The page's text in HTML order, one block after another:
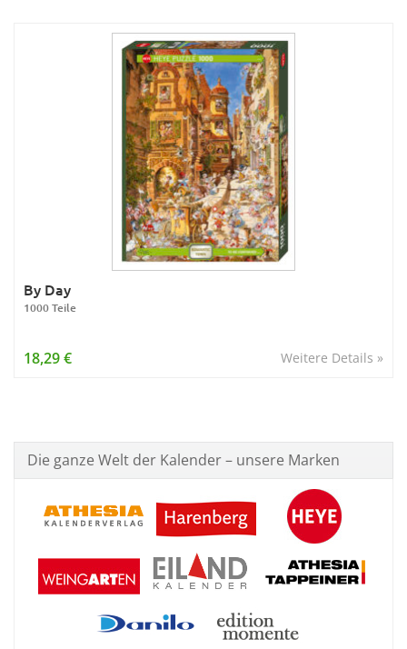
By Day
1000 Teile
Weitere Details »
18,29 €
Die ganze Welt der Kalender – unsere Marken